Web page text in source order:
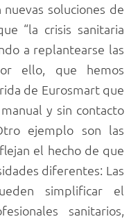
soluciones de
“la crisis sanitaria
a replantearse las
ello, que hemos
de Eurosmart que
y sin contacto
ejemplo son las
el hecho de que
diferentes: Las
simplificar el
sanitarios,